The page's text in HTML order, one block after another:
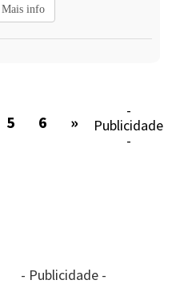
Mais info
5 6 »
-
Publicidade
-
- Publicidade -